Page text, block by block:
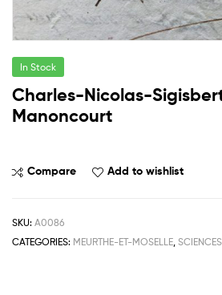
In Stock
Charles-Nicolas-
Manoncourt
Compare Add to wishlist
SKU: A0086
CATEGORIES: MEURTHE-ET-MOSELLE, SCIENCES